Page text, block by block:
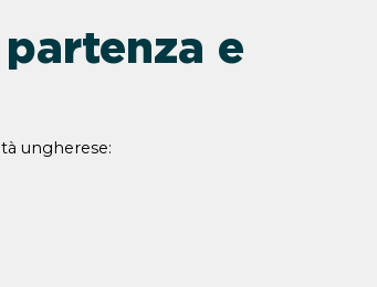
e
ungherese: